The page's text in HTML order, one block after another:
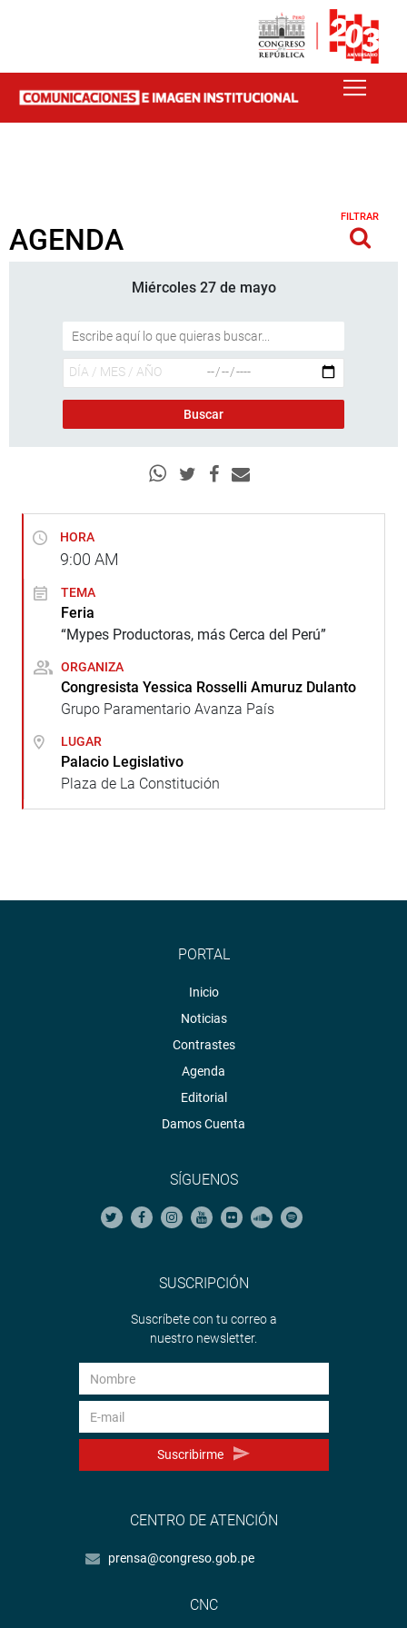
AGENDA
FILTRAR
Miércoles 27 de mayo
HORA
9:00 AM
TEMA
Feria
“Mypes Productoras, más Cerca del Perú”
ORGANIZA
Congresista Yessica Rosselli Amuruz Dulanto
Grupo Paramentario Avanza País
LUGAR
Palacio Legislativo
Plaza de La Constitución
PORTAL
Inicio
Noticias
Contrastes
Agenda
Editorial
Damos Cuenta
SÍGUENOS
SUSCRIPCIÓN
Suscríbete con tu correo a
nuestro newsletter.
Suscribirme
CENTRO DE ATENCIÓN
prensa@congreso.gob.pe
CNC